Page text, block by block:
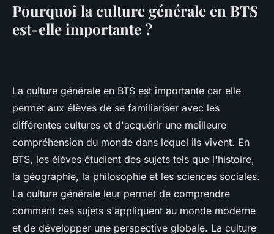
Pourquoi la culture générale en BTS
est-elle importante ?
La culture générale en BTS est importante car elle
permet aux élèves de se familiariser avec les
différentes cultures et d'acquérir une meilleure
compréhension du monde dans lequel ils vivent. En
BTS, les élèves étudient des sujets tels que l'histoire,
la géographie, la philosophie et les sciences sociales.
La culture générale leur permet de comprendre
comment ces sujets s'appliquent au monde moderne
et de développer une perspective globale. La culture